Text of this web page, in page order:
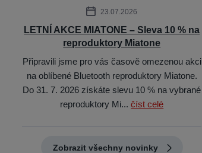
23.07.2026
LETNÍ AKCE MIATONE – Sleva 10 % na
reproduktory Miatone
Připravili jsme pro vás časově omezenou akci
na oblíbené Bluetooth reproduktory Miatone.
Do 31. 7. 2026 získáte slevu 10 % na vybrané
reproduktory Mi...číst celé
Zobrazit všechny novinky